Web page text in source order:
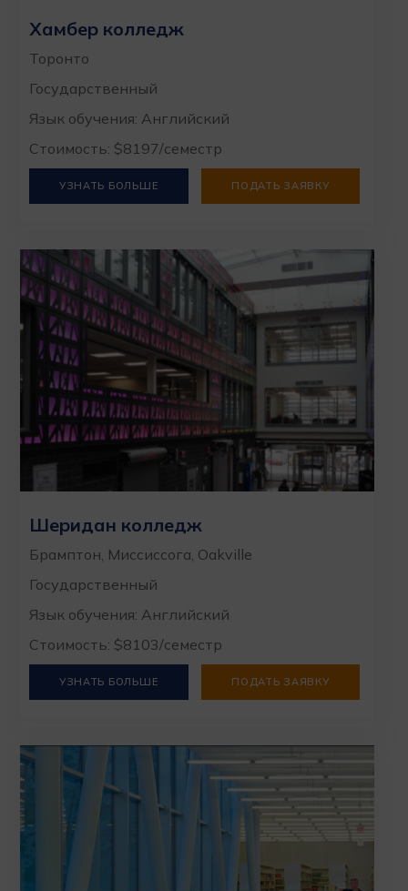
Хамбер колледж
Торонто
Государственный
Язык обучения: Английский
Стоимость: $8197/семестр
УЗНАТЬ БОЛЬШЕ ПОДАТЬ ЗАЯВКУ
Шеридан колледж
Брамптон, Миссиссога, Oakville
Государственный
Язык обучения: Английский
Стоимость: $8103/семестр
УЗНАТЬ БОЛЬШЕ ПОДАТЬ ЗАЯВКУ